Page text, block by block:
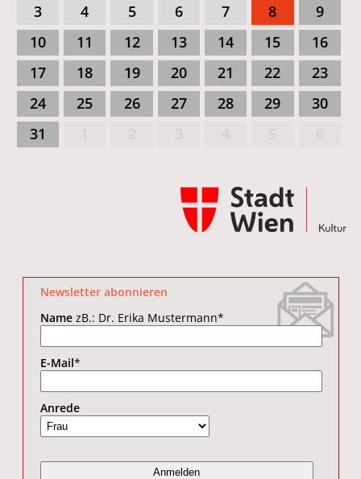
3
4 5 6 7 8
9
10
11 12 13 14 15
16
17
18 19 20 21 22
23
24
25 26 27 28 29
30
31
Newsletter abonnieren
NamezB.: Dr. Erika Mustermann*
E-Mail*
Anrede